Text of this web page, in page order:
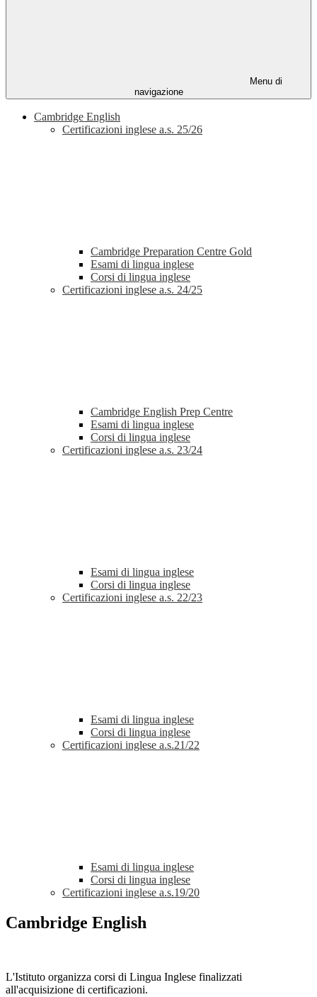
Menu di
navigazione
Cambridge English
Certificazioni inglese a.s. 25/26
Cambridge Preparation Centre Gold
Esami di lingua inglese
Corsi di lingua inglese
Certificazioni inglese a.s. 24/25
Cambridge English Prep Centre
Esami di lingua inglese
Corsi di lingua inglese
Certificazioni inglese a.s. 23/24
Esami di lingua inglese
Corsi di lingua inglese
Certificazioni inglese a.s. 22/23
Esami di lingua inglese
Corsi di lingua inglese
Certificazioni inglese a.s.21/22
Esami di lingua inglese
Corsi di lingua inglese
Certificazioni inglese a.s.19/20
Cambridge English
L'Istituto organizza corsi di Lingua Inglese finalizzati
all'acquisizione di certificazioni.